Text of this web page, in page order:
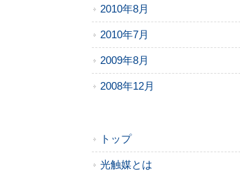
2010年8月
2010年7月
2009年8月
2008年12月
トップ
光触媒とは